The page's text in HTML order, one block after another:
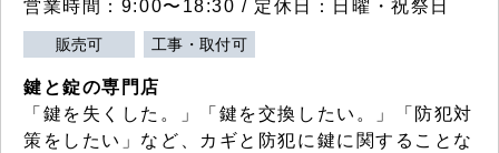
営業時間：9:00〜18:30 / 定休日：日曜・祝祭日
販売可 工事・取付可
鍵と錠の専門店
「鍵を失くした。」「鍵を交換したい。」「防犯対
策をしたい」など、カギと防犯に鍵に関することな